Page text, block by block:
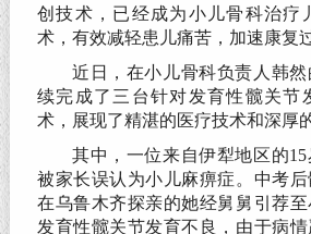
创技术，已经成为小儿骨科治疗
术，有效减轻患儿痛苦，加速康复
近日，在小儿骨科负责人韩
续完成了三台针对发育性髋关节
术，展现了精湛的医疗技术和深厚
其中，一位来自伊犁地区的
被家长误认为小儿麻痹症。中考后
在乌鲁木齐探亲的她经舅舅引荐
发育性髋关节发育不良，由于病